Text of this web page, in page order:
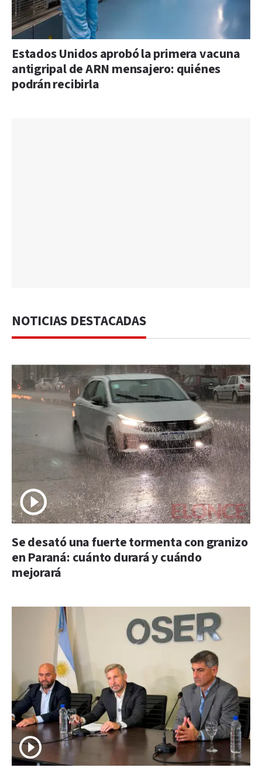
Estados Unidos aprobó la primera vacuna
antigripal de ARN mensajero: quiénes
podrán recibirla
NOTICIAS DESTACADAS
Se desató una fuerte tormenta con granizo
en Paraná: cuánto durará y cuándo
mejorará